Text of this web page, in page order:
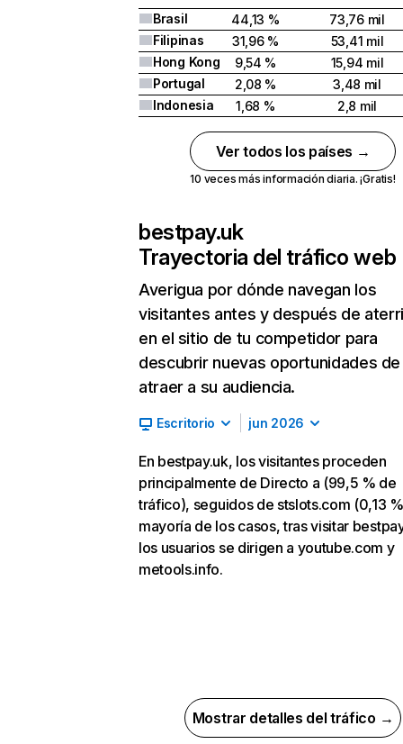
Brasil 44,13 %
73,76 mil
Filipinas
31,96 %
53,41 mil
Hong Kong
9,54 %
15,94 mil
Portugal
2,08 %
3,48 mil
Indonesia
1,68 % 2,8 mil
Ver todos los países →
10 veces más información diaria. ¡Gratis!
bestpay.uk
Trayectoria del tráfico web
Averigua por dónde navegan los
visitantes antes y después de
en el sitio de tu competidor para
descubrir nuevas oportunidades de
atraer a su audiencia.
Escritorio jun 2026
En bestpay.uk, los visitantes proceden
principalmente de Directo a (99,5 % de
tráfico), seguidos de stslots.com (0,13
mayoría de los casos, tras visitar
los usuarios se dirigen a youtube.com y
metools.info.
Mostrar detalles del tráfico →